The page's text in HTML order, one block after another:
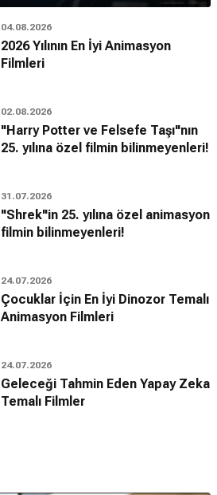
04.08.2026
2026 Yılının En İyi Animasyon
Filmleri
02.08.2026
"Harry Potter ve Felsefe Taşı"nın
25. yılına özel filmin bilinmeyenleri!
31.07.2026
"Shrek"in 25. yılına özel animasyon
filmin bilinmeyenleri!
24.07.2026
Çocuklar İçin En İyi Dinozor Temalı
Animasyon Filmleri
24.07.2026
Geleceği Tahmin Eden Yapay Zeka
Temalı Filmler